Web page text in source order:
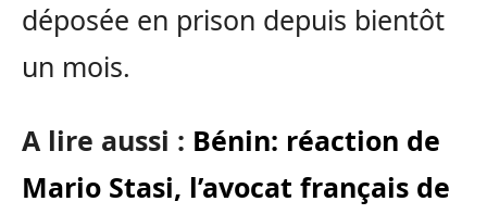
déposée en prison depuis bientôt
un mois.
A lire aussi : Bénin: réaction de
Mario Stasi, l’avocat français de